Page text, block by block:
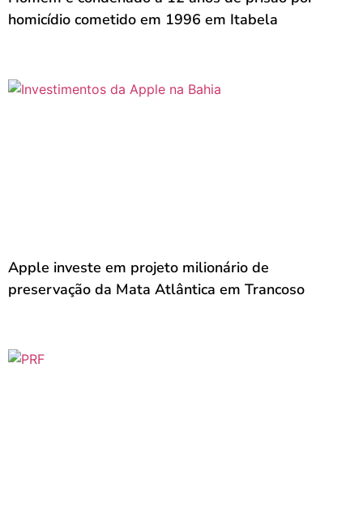
homicídio cometido em 1996 em Itabela
Apple investe em projeto milionário de
preservação da Mata Atlântica em Trancoso